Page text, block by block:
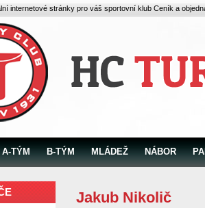
internetové stránky pro váš sportovní klub Ceník a
A-TÝM B-TÝM MLÁDEŽ NÁBOR
Jakub Nikolič